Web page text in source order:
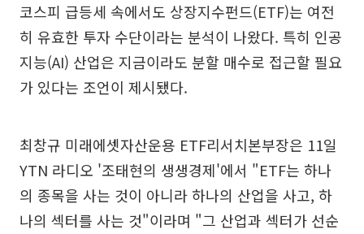
코스피 급등세 속에서도 상장지수펀드(ETF)는 여전
히 유효한 투자 수단이라는 분석이 나왔다. 특히 인공
지능(AI) 산업은 지금이라도 분할 매수로 접근할 필요
가 있다는 조언이 제시됐다.
최창규 미래에셋자산운용 ETF리서치본부장은 11일
YTN 라디오 '조태현의 생생경제'에서 "ETF는 하나
의 종목을 사는 것이 아니라 하나의 산업을 사고, 하
나의 섹터를 사는 것"이라며 "그 산업과 섹터가 선순